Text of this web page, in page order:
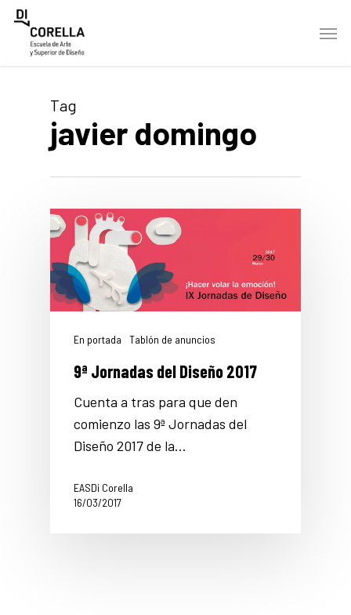
Skip
Menu
Tag
javier domingo
En portada Tablón de anuncios
9ª Jornadas del Diseño 2017
Cuenta a tras para que den
comienzo las 9ª Jornadas del
Diseño 2017 de la…
EASDi Corella
16/03/2017